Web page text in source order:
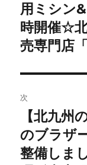
ナ
ビ
シ
ョ
ン
の
投
稿:
用ミシン
時開催☆
売専門店
次
の
投
【北九州
のブラザ
整備しま